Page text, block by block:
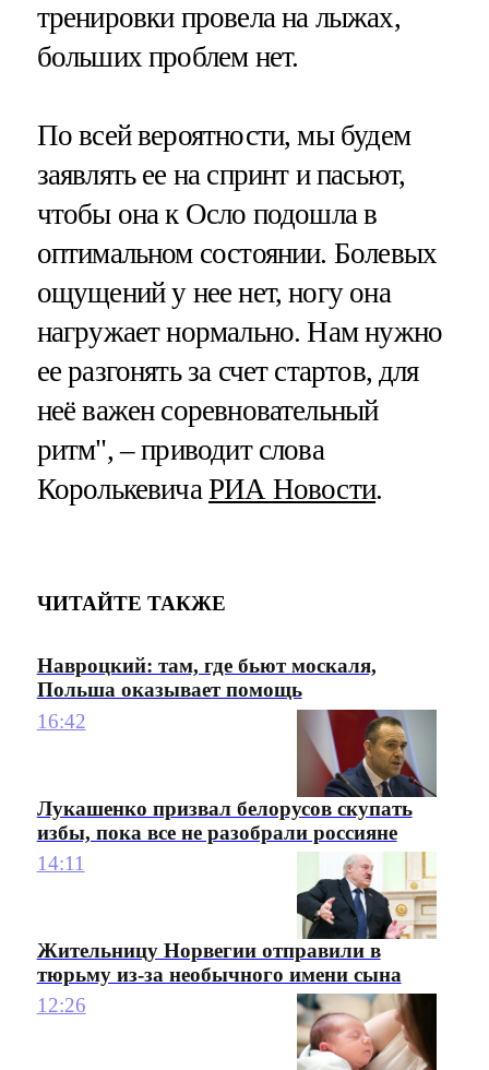
тренировки провела на лыжах,
больших проблем нет.
По всей вероятности, мы будем
заявлять ее на спринт и пасьют,
чтобы она к Осло подошла в
оптимальном состоянии. Болевых
ощущений у нее нет, ногу она
нагружает нормально. Нам нужно
ее разгонять за счет стартов, для
неё важен соревновательный
ритм", – приводит слова
КоролькевичаРИА Новости.
ЧИТАЙТЕ ТАКЖЕ
Навроцкий: там, где бьют москаля,
Польша оказывает помощь
16:42
Лукашенко призвал белорусов скупать
избы, пока все не разобрали россияне
14:11
Жительницу Норвегии отправили в
тюрьму из-за необычного имени сына
12:26